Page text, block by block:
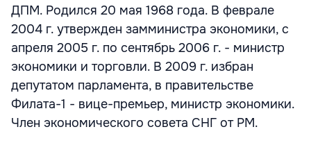
ДПМ. Родился 20 мая 1968 года. В феврале
2004 г. утвержден замминистра экономики, с
апреля 2005 г. по сентябрь 2006 г. - министр
экономики и торговли. В 2009 г. избран
депутатом парламента, в правительстве
Филата-1 - вице-премьер, министр экономики.
Член экономического совета СНГ от РМ.